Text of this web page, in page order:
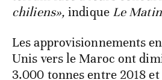
chiliens», indique Le Matin
Les approvisionnements
Unis vers le Maroc ont
3.000 tonnes entre 2018